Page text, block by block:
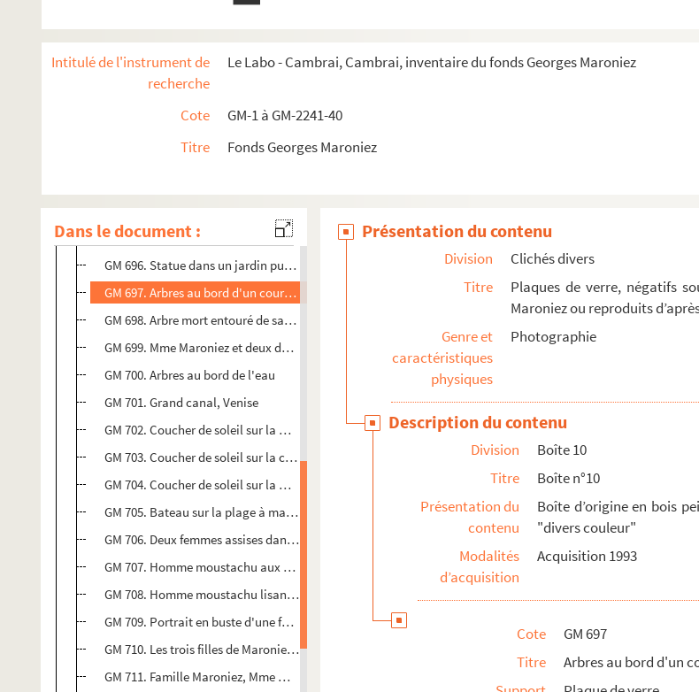
Intitulé de l'instrument de
recherche
Le Labo - Cambrai, Cambrai, inventaire du fonds Georges Maroniez
Cote
GM-1 à GM-2241-40
Titre
Fonds Georges Maroniez
Dans le document :
GM 688. Jardinier dans un jardin public. A l'arrière-plan, une statue
GM 689. Sous-bois
GM 692. Arbres en automne
GM 694. Trois jeunes filles assises dans un jardin public
GM 695. Rosier grimpant sur une maison
GM 696. Statue dans un jardin public
GM 697. Arbres au bord d'un cours d'eau
GM 698. Arbre mort entouré de sapins
GM 699. Mme Maroniez et deux de ses filles assises sur des bancs en forêt
GM 700. Arbres au bord de l'eau
GM 701. Grand canal, Venise
GM 702. Coucher de soleil sur la mer
GM 703. Coucher de soleil sur la campagne
GM 704. Coucher de soleil sur la mer
GM 705. Bateau sur la plage à marée basse, au coucher du soleil, probablement à Berck
GM 706. Deux femmes assises dans un jardin public. Ce sont probablement des membres de la famille Maroniez
GM 707. Homme moustachu aux cheveux blancs. Intérieur
GM 708. Homme moustachu lisant à l'intérieur
GM 709. Portrait en buste d'une femme âgée, intérieur, plantes vertes
GM 710. Les trois filles de Maroniez près d'un parterre de fleurs
GM 711. Famille Maroniez, Mme Maroniez, ses trois filles et les deux grand-mères posant devant un mur de lie...
Présentation du contenu
Division
Clichés divers
Titre
Plaques de verre, négatifs
Maroniez ou reproduits
Genre et
caractéristiques
physiques
Photographie
Description du contenu
Division
Boîte 10
Titre
Boîte n°10
Présentation du
contenu
Boîte d’origine en bois
"divers couleur"
Modalités
d’acquisition
Acquisition 1993
Cote
GM 697
Titre
Arbres au bord d'un